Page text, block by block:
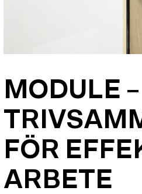
MODULE –
FÖR
ARBETE